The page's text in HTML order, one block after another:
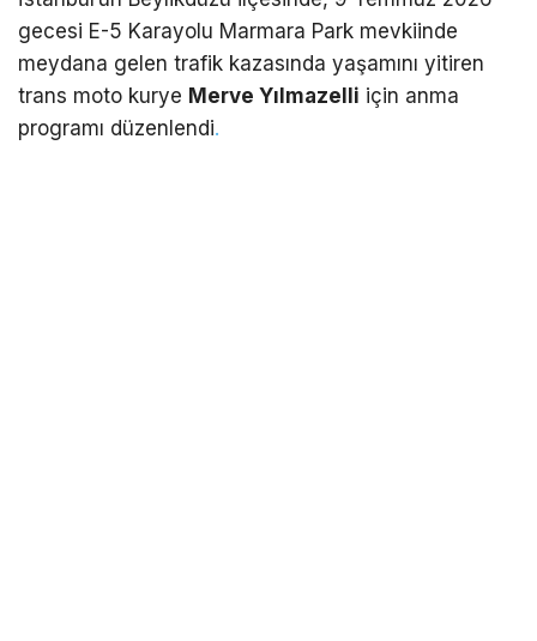
gecesi E-5 Karayolu Marmara Park mevkiinde
meydana gelen trafik kazasında yaşamını yitiren
trans moto kurye Merve Yılmazelli için anma
programı düzenlendi.